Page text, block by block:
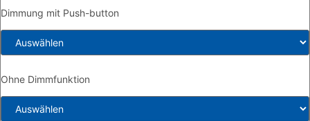
Dimmung mit Push-button
Ohne Dimmfunktion